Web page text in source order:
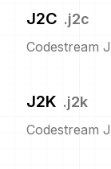
J2C .j2c
Codestream
J2K .j2k
Codestream